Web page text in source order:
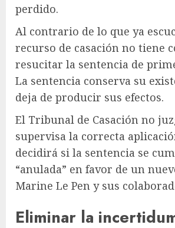
perdido.
Al contrario de lo que ya
recurso de casación no tiene
resucitar la sentencia de
La sentencia conserva su
deja de producir sus efectos.
El Tribunal de Casación no
supervisa la correcta
decidirá si la sentencia se
“anulada” en favor de un
Marine Le Pen y sus
Eliminar la